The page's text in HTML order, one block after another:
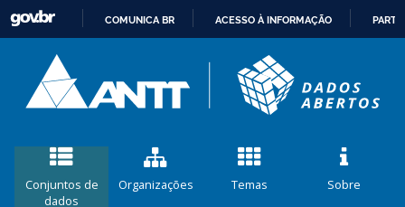
CONTEÚDO
COMUNICA BR ACESSO À INFORMAÇÃO
Conjuntos de
dados
Organizações Temas Sobre